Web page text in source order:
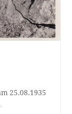
25.08.1935